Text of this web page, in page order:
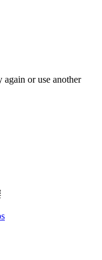
again or use another